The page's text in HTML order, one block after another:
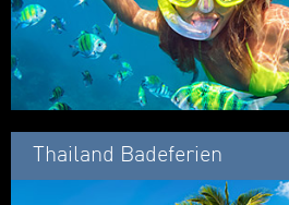
Thailand Badeferien